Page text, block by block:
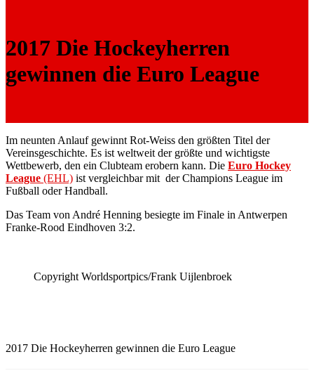
2017 Die Hockeyherren
gewinnen die Euro League
Im neunten Anlauf gewinnt Rot-Weiss den größten Titel der
Vereinsgeschichte. Es ist weltweit der größte und wichtigste
Wettbewerb, den ein Clubteam erobern kann. Die Euro Hockey
League (EHL) ist vergleichbar mit der Champions League im
Fußball oder Handball.
Das Team von André Henning besiegte im Finale in Antwerpen
Franke-Rood Eindhoven 3:2.
Copyright Worldsportpics/Frank Uijlenbroek
2017 Die Hockeyherren gewinnen die Euro League